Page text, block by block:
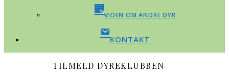
VIDEN OM ANDRE DYR
KONTAKT
TILMELD DYREKLUBBEN